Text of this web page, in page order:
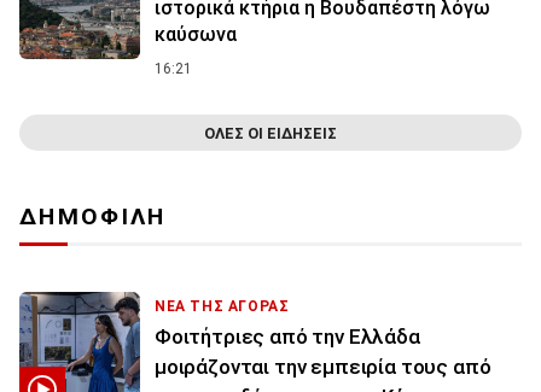
ιστορικά κτήρια η Βουδαπέστη λόγω
καύσωνα
16:21
ΟΛΕΣ ΟΙ ΕΙΔΗΣΕΙΣ
ΔΗΜΟΦΙΛΗ
ΝΕΑ ΤΗΣ ΑΓΟΡΑΣ
Φοιτήτριες από την Ελλάδα
μοιράζονται την εμπειρία τους από